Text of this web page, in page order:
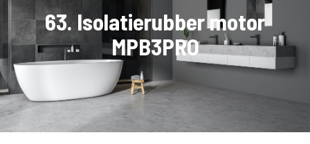
63. Isolatierubber motor
MPB3PRO